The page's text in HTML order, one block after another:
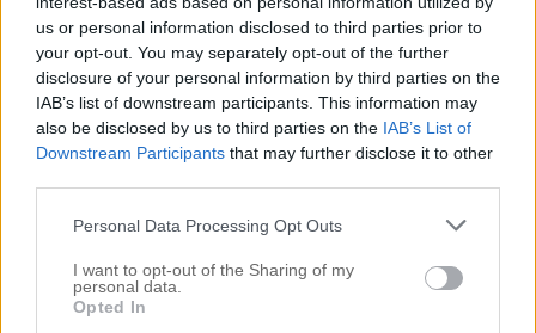
us or personal information disclosed to third parties prior to
your opt-out. You may separately opt-out of the further
disclosure of your personal information by third parties on the
IAB’s list of downstream participants. This information may
also be disclosed by us to third parties on the IAB’s List of
Downstream Participants that may further disclose it to other
Personal Data Processing Opt Outs
I want to opt-out of the Sharing of my
personal data.
Opted In